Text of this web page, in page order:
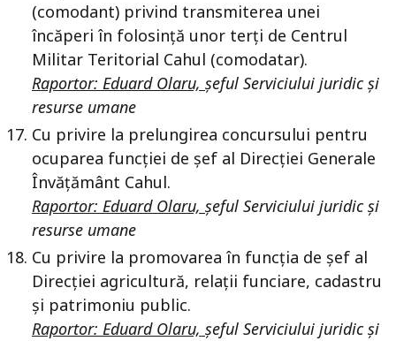
(comodant) privind transmiterea unei
încăperi în folosință unor terți de Centrul
Militar Teritorial Cahul (comodatar).
Raportor: Eduard Olaru, șeful Serviciului juridic și
resurse umane
Cu privire la prelungirea concursului pentru
ocuparea funcției de șef al Direcției Generale
Învățământ Cahul.
Raportor: Eduard Olaru, șeful Serviciului juridic și
resurse umane
Cu privire la promovarea în funcția de șef al
Direcției agricultură, relații funciare, cadastru
și patrimoniu public.
Raportor: Eduard Olaru, șeful Serviciului juridic și